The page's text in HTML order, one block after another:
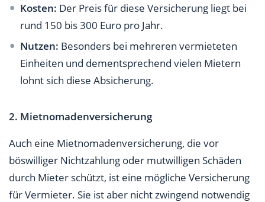
Kosten: Der Preis für diese Versicherung liegt bei
rund 150 bis 300 Euro pro Jahr.
Nutzen: Besonders bei mehreren vermieteten
Einheiten und dementsprechend vielen Mietern
lohnt sich diese Absicherung.
2. Mietnomadenversicherung
Auch eine Mietnomadenversicherung, die vor
böswilliger Nichtzahlung oder mutwilligen Schäden
durch Mieter schützt, ist eine mögliche Versicherung
für Vermieter. Sie ist aber nicht zwingend notwendig